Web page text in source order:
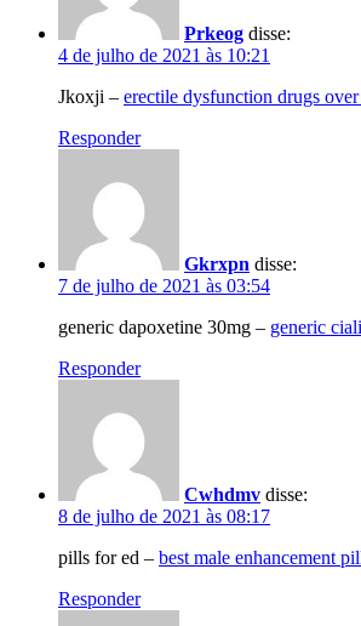
Prkeog disse:
4 de julho de 2021 às 10:21
Jkoxji – erectile dysfunction drugs
Responder
Gkrxpn disse:
7 de julho de 2021 às 03:54
generic dapoxetine 30mg – generic
Responder
Cwhdmv disse:
8 de julho de 2021 às 08:17
pills for ed – best male enhancement
Responder